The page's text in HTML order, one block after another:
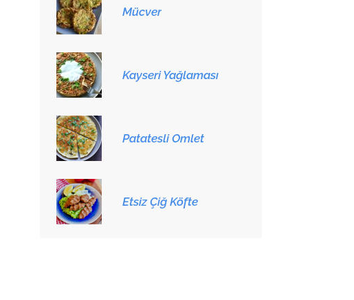
Mücver
Kayseri Yağlaması
Patatesli Omlet
Etsiz Çiğ Köfte